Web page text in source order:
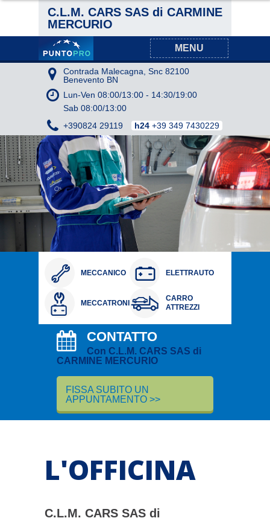
C.L.M. CARS SAS di CARMINE
MERCURIO
MENU
Contrada Malecagna, Snc 82100
Benevento BN
Lun-Ven 08:00/13:00 - 14:30/19:00
Sab 08:00/13:00
+390824 29119
+39 349 7430229
MECCANICO ELETTRAUTO
MECCATRONICO
CARRO
ATTREZZI
CONTATTO
Con C.L.M. CARS SAS di
CARMINE MERCURIO
FISSA SUBITO UN
APPUNTAMENTO >>
L'OFFICINA
C.L.M. CARS SAS di